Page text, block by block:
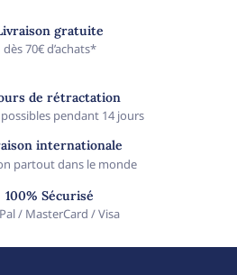
gratuite
dès 70€ d’achats*
de rétractation
pendant 14 jours
internationale
partout dans le monde
100% Sécurisé
/ MasterCard / Visa